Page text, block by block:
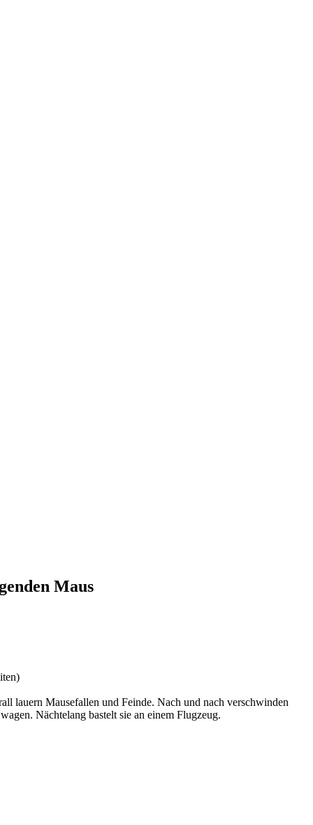
Maus
lauern Mausefallen und Feinde. Nach und nach verschwinden
Nächtelang bastelt sie an einem Flugzeug.